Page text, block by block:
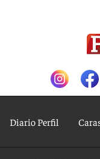
Diario Perfil